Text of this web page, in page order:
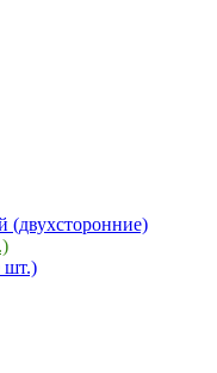
(двухсторонние)
шт.)